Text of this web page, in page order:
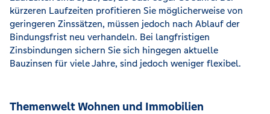
kürzeren Laufzeiten profitieren Sie möglicherweise von
geringeren Zinssätzen, müssen jedoch nach Ablauf der
Bindungsfrist neu verhandeln. Bei langfristigen
Zinsbindungen sichern Sie sich hingegen aktuelle
Bauzinsen für viele Jahre, sind jedoch weniger flexibel.
Themenwelt Wohnen und Immobilien